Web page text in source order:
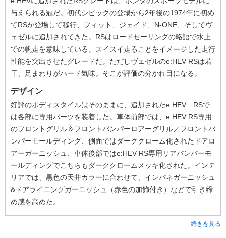
与えられる冠だ。初代シビックの登場から2年後の1974年に初め
てRSが登場して移行、フィット、ジェイド、N-ONE、そしてヴ
ェゼルに追加されてきた。RSはロードセーリングの略語で水上
での帆走を意味している。スイスイ走ることをイメージした走行
性能を突出させたグレードだ。ただしヴェゼルのe:HEV RSは若
干、足まわりがハード気味。そこが評価の分かれ目になる。
デザイン
好評のボディスタイルはそのままに、追加されたe:HEV RSで
は各部に専用パーツを装着した。車体前部では、e:HEV RS専用
のフロントグリル＆フロントバンパーロアーグリル／フロントバ
ンパーモールディング、側面ではダーククローム化されたドアロ
アーガーニッシュ、車体後部ではe:HEV RS専用リアバンパーモ
ールディングでこちらもダーククロームメッキ化された。インテ
リアでは、黒色の天井カラーに合わせて、インパネガーニッシュ
&ドアライニングガーニッシュ（赤色の加飾付き）などで引き締
め感を高めた。
続きを見る